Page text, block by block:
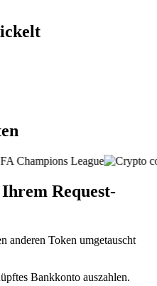
Request-
anderen Token umgetauscht
Bankkonto auszahlen.